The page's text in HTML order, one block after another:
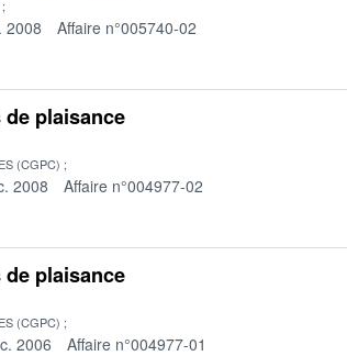
2008 Affaire n°005740-02
plaisance
(CGPC)
2008 Affaire n°004977-02
plaisance
(CGPC)
2006 Affaire n°004977-01